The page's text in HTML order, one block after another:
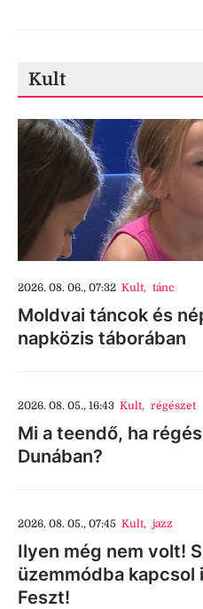
Kult
2026. 08. 06., 07:32 Kult, tánc
Moldvai táncok és
napközis táborában
2026. 08. 05., 16:43 Kult, régészet
Mi a teendő, ha
Dunában?
2026. 08. 05., 07:45 Kult, jazz
Ilyen még nem volt!
üzemmódba kapcsol
Feszt!